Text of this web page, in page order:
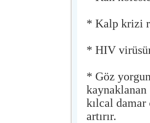
* Kalp krizi
* HIV
* Göz
kaynaklanan
kılcal
artırır.